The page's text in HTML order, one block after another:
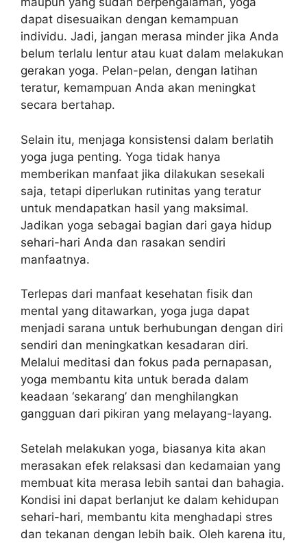
dapat disesuaikan dengan kemampuan
individu. Jadi, jangan merasa minder jika Anda
belum terlalu lentur atau kuat dalam melakukan
gerakan yoga. Pelan-pelan, dengan latihan
teratur, kemampuan Anda akan meningkat
secara bertahap.
Selain itu, menjaga konsistensi dalam berlatih
yoga juga penting. Yoga tidak hanya
memberikan manfaat jika dilakukan sesekali
saja, tetapi diperlukan rutinitas yang teratur
untuk mendapatkan hasil yang maksimal.
Jadikan yoga sebagai bagian dari gaya hidup
sehari-hari Anda dan rasakan sendiri
manfaatnya.
Terlepas dari manfaat kesehatan fisik dan
mental yang ditawarkan, yoga juga dapat
menjadi sarana untuk berhubungan dengan diri
sendiri dan meningkatkan kesadaran diri.
Melalui meditasi dan fokus pada pernapasan,
yoga membantu kita untuk berada dalam
keadaan ‘sekarang’ dan menghilangkan
gangguan dari pikiran yang melayang-layang.
Setelah melakukan yoga, biasanya kita akan
merasakan efek relaksasi dan kedamaian yang
membuat kita merasa lebih santai dan bahagia.
Kondisi ini dapat berlanjut ke dalam kehidupan
sehari-hari, membantu kita menghadapi stres
dan tekanan dengan lebih baik. Oleh karena itu,